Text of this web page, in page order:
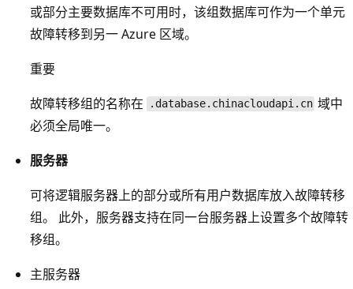
或部分主要数据库不可用时，该组数据库可作为一个单元
故障转移到另一 Azure 区域。
重要
故障转移组的名称在
.database.chinacloudapi.cn 域中
必须全局唯一。
服务器
可将逻辑服务器上的部分或所有用户数据库放入故障转移
组。 此外，服务器支持在同一台服务器上设置多个故障转
移组。
主服务器